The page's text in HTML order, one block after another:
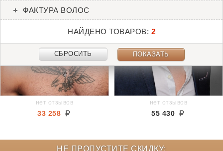
ФАКТУРА ВОЛОС
НАЙДЕНО ТОВАРОВ: 2
СБРОСИТЬ ПОКАЗАТЬ
нет отзывов
33 258
нет отзывов
55 430
НЕ ПРОПУСТИТЕ СКИДКУ: